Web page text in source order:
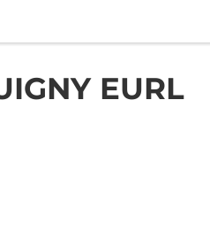
EURL